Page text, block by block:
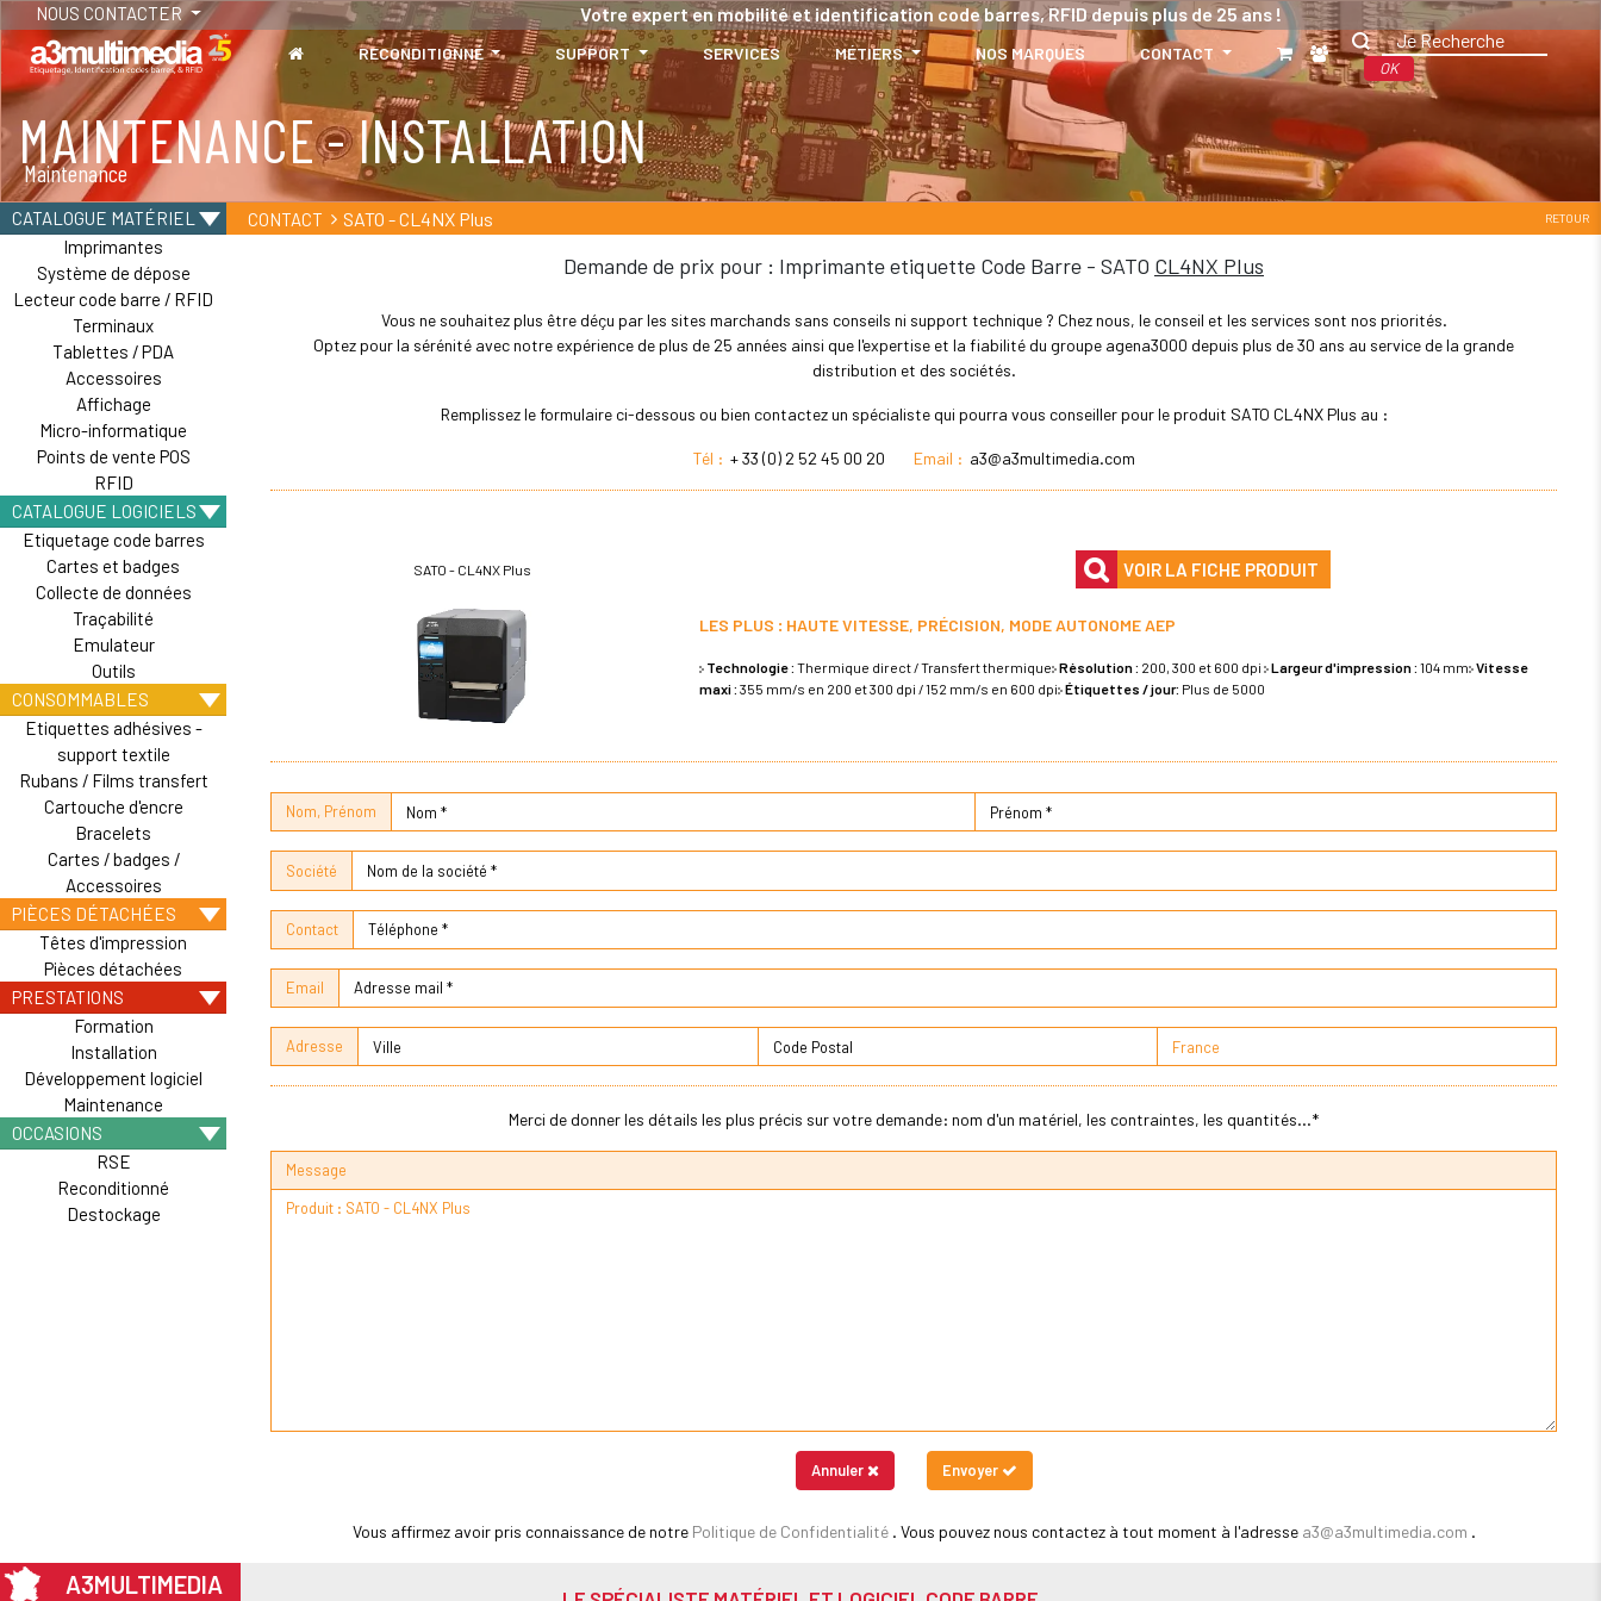
NOUS CONTACTER Votre expert en mobilité et identification code barres, RFID depuis plus de 25 ans !
RECONDITIONNÉ SUPPORT SERVICES MÉTIERS NOS MARQUES CONTACT
OK
MAINTENANCE - INSTALLATION
Maintenance
TABLETTES
Tablettes durcies - Étanches - Résistantes
CATALOGUE MATÉRIEL
Imprimantes
Système de dépose
Lecteur code barre / RFID
Terminaux
Tablettes / PDA
Accessoires
Affichage
Micro-informatique
Points de vente POS
RFID
CATALOGUE LOGICIELS
Etiquetage code barres
Cartes et badges
Collecte de données
Traçabilité
Emulateur
Outils
CONSOMMABLES
Etiquettes adhésives -
support textile
Rubans / Films transfert
Cartouche d'encre
Bracelets
Cartes / badges /
Accessoires
PIÈCES DÉTACHÉES
Têtes d'impression
Pièces détachées
PRESTATIONS
Formation
Installation
Développement logiciel
Maintenance
OCCASIONS
RSE
Reconditionné
Destockage
CONTACT SATO - CL4NX Plus RETOUR
Demande de prix pour : Imprimante etiquette Code Barre - SATO CL4NX Plus
Vous ne souhaitez plus être déçu par les sites marchands sans conseils ni support technique ? Chez nous, le conseil et les services sont nos priorités.
Optez pour la sérénité avec notre expérience de plus de 25 années ainsi que l'expertise et la fiabilité du groupe agena3000 depuis plus de 30 ans au service de la grande
distribution et des sociétés.
Remplissez le formulaire ci-dessous ou bien contactez un spécialiste qui pourra vous conseiller pour le produit SATO CL4NX Plus au :
Tél : + 33 (0) 2 52 45 00 20 Email : a3@a3multimedia.com
SATO - CL4NX Plus VOIR LA FICHE PRODUIT
LES PLUS : HAUTE VITESSE, PRÉCISION, MODE AUTONOME AEP
Technologie : Thermique direct / Transfert thermique Résolution : 200, 300 et 600 dpi Largeur d'impression : 104 mm Vitesse
maxi : 355 mm/s en 200 et 300 dpi / 152 mm/s en 600 dpi Étiquettes / jour: Plus de 5000
Nom, Prénom
Société
Contact
Email
Adresse
Merci de donner les détails les plus précis sur votre demande: nom d'un matériel, les contraintes, les quantités...*
Message
Annuler Envoyer
Vous affirmez avoir pris connaissance de notre Politique de Confidentialité . Vous pouvez nous contactez à tout moment à l'adresse a3@a3multimedia.com .
A3MULTIMEDIA